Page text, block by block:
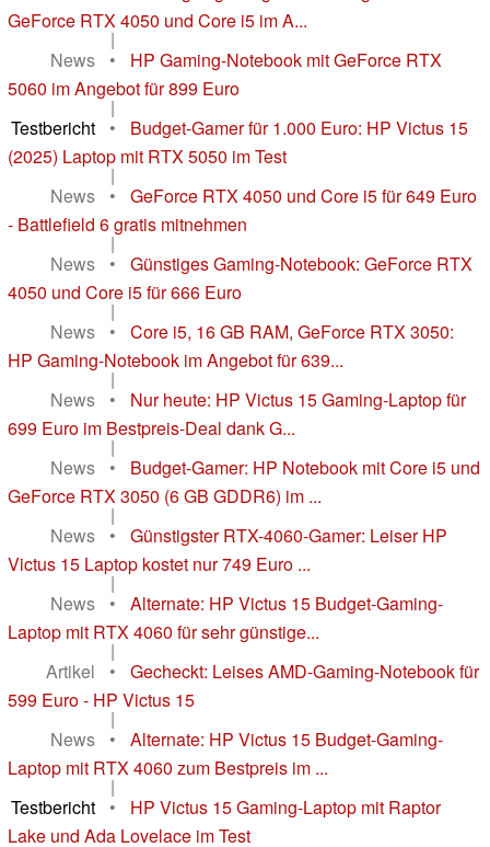
GeForce RTX 4050 und Core i5 im A...
|
News
•
HP Gaming-Notebook mit GeForce RTX
5060 im Angebot für 899 Euro
|
Testbericht
•
Budget-Gamer für 1.000 Euro: HP Victus 15
(2025) Laptop mit RTX 5050 im Test
|
News
•
GeForce RTX 4050 und Core i5 für 649 Euro
- Battlefield 6 gratis mitnehmen
|
News
•
Günstiges Gaming-Notebook: GeForce RTX
4050 und Core i5 für 666 Euro
|
News
•
Core i5, 16 GB RAM, GeForce RTX 3050:
HP Gaming-Notebook im Angebot für 639...
|
News
•
Nur heute: HP Victus 15 Gaming-Laptop für
699 Euro im Bestpreis-Deal dank G...
|
News
•
Budget-Gamer: HP Notebook mit Core i5 und
GeForce RTX 3050 (6 GB GDDR6) im ...
|
News
•
Günstigster RTX-4060-Gamer: Leiser HP
Victus 15 Laptop kostet nur 749 Euro ...
|
News
•
Alternate: HP Victus 15 Budget-Gaming-
Laptop mit RTX 4060 für sehr günstige...
|
Artikel
•
Gecheckt: Leises AMD-Gaming-Notebook für
599 Euro - HP Victus 15
|
News
•
Alternate: HP Victus 15 Budget-Gaming-
Laptop mit RTX 4060 zum Bestpreis im ...
|
Testbericht
•
HP Victus 15 Gaming-Laptop mit Raptor
Lake und Ada Lovelace im Test